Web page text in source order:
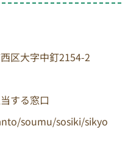
区大字中釘2154-2
する窓口
soumu/sosiki/sikyo